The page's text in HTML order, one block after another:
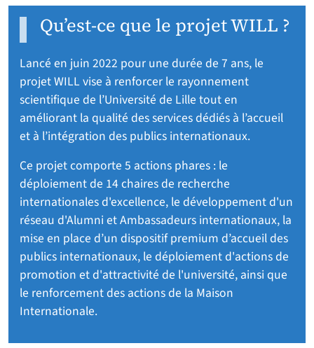
Qu’est-ce que le projet WILL ?
Lancé en juin 2022 pour une durée de 7 ans, le
projet WILL vise à renforcer le rayonnement
scientifique de l’Université de Lille tout en
améliorant la qualité des services dédiés à l’accueil
et à l’intégration des publics internationaux.
Ce projet comporte 5 actions phares : le
déploiement de 14 chaires de recherche
internationales d'excellence, le développement d'un
réseau d'Alumni et Ambassadeurs internationaux, la
mise en place d’un dispositif premium d’accueil des
publics internationaux, le déploiement d'actions de
promotion et d'attractivité de l'université, ainsi que
le renforcement des actions de la Maison
Internationale.